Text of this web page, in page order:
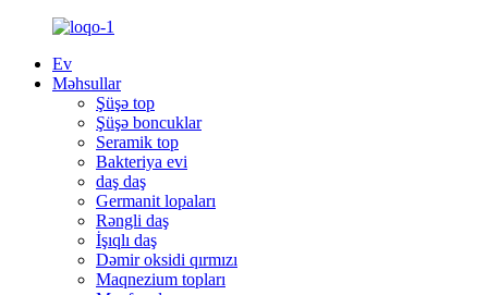
Ev
Məhsullar
Şüşə top
Şüşə boncuklar
Seramik top
Bakteriya evi
daş daş
Germanit lopaları
Rəngli daş
İşıqlı daş
Dəmir oksidi qırmızı
Maqnezium topları